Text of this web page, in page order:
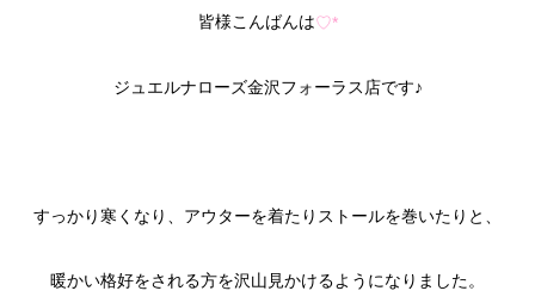
皆様こんばんは♡*
ジュエルナローズ金沢フォーラス店です♪
すっかり寒くなり、アウターを着たりストールを巻いたりと、
暖かい格好をされる方を沢山見かけるようになりました。